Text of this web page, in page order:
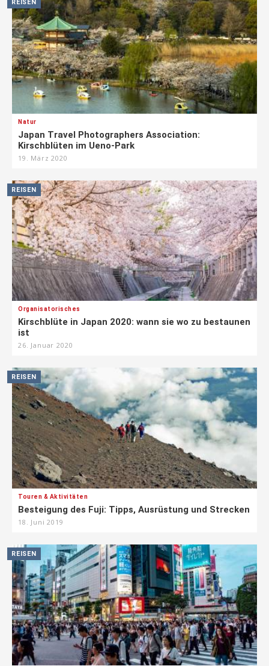
REISEN
Natur
Japan Travel Photographers Association:
Kirschblüten im Ueno-Park
19. März 2020
REISEN
Organisatorisches
Kirschblüte in Japan 2020: wann sie wo zu bestaunen
ist
26. Januar 2020
REISEN
Touren & Aktivitäten
Besteigung des Fuji: Tipps, Ausrüstung und Strecken
18. Juni 2019
REISEN